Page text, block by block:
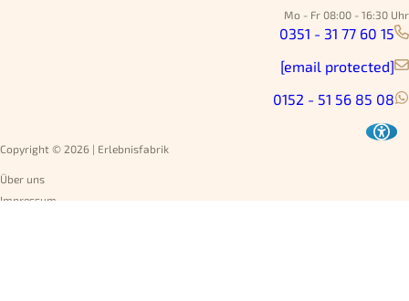
Mo - Fr 08:00 - 16:30 Uhr
0351 - 31 77 60 15
[email protected]
0152 - 51 56 85 08
Copyright © 2026 | Erlebnisfabrik
Über uns
Impressum